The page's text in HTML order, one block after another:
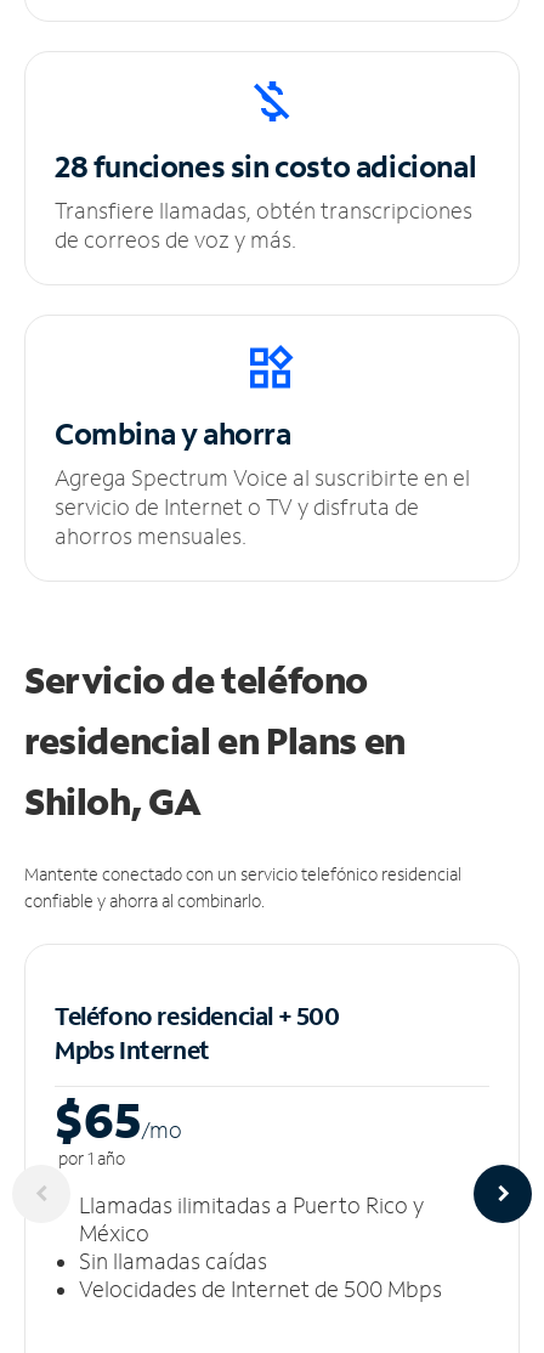
28 funciones sincosto adicional
Transfiere llamadas, obtén transcripciones
de correos de voz y más.
Combina y ahorra
Agrega Spectrum Voice al suscribirte en el
servicio de Internet o TV y disfruta de
ahorros mensuales.
Servicio de teléfono
residencial en Plans en
Shiloh, GA
Mantente conectado con un servicio telefónico residencial
confiable y ahorra al combinarlo.
Teléfono residencial + 500
MpbsInternet
$65/mo
por 1 año
Llamadas ilimitadas a Puerto Rico y
México
Sin llamadas caídas
Velocidades de Internet de 500 Mbps